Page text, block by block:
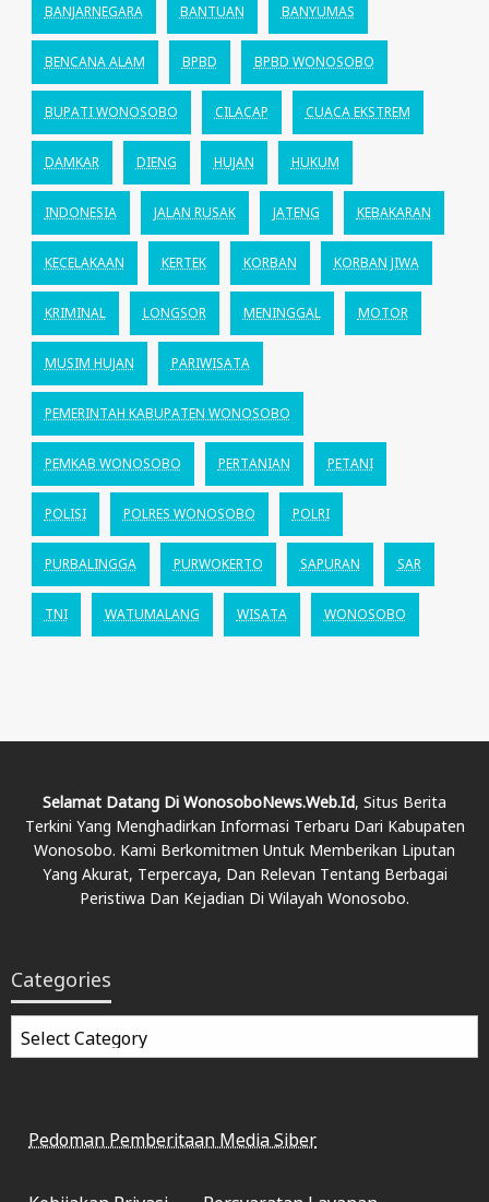
BANJARNEGARA BANTUAN BANYUMAS
BENCANA ALAM BPBD BPBD WONOSOBO
BUPATI WONOSOBO CILACAP CUACA EKSTREM
DAMKAR DIENG HUJAN HUKUM
INDONESIA JALAN RUSAK JATENG KEBAKARAN
KECELAKAAN KERTEK KORBAN KORBAN JIWA
KRIMINAL LONGSOR MENINGGAL MOTOR
MUSIM HUJAN PARIWISATA
PEMERINTAH KABUPATEN WONOSOBO
PEMKAB WONOSOBO PERTANIAN PETANI
POLISI POLRES WONOSOBO POLRI
PURBALINGGA PURWOKERTO SAPURAN SAR
TNI WATUMALANG WISATA WONOSOBO
Selamat Datang Di WonosoboNews.web.id, Situs Berita
Terkini Yang Menghadirkan Informasi Terbaru Dari Kabupaten
Wonosobo. Kami Berkomitmen Untuk Memberikan Liputan
Yang Akurat, Terpercaya, Dan Relevan Tentang Berbagai
Peristiwa Dan Kejadian Di Wilayah Wonosobo.
Categories
Categories
Pedoman Pemberitaan Media Siber